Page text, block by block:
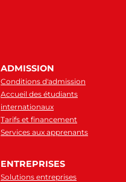
ADMISSION
Conditions d'admission
Accueil des étudiants
internationaux
Tarifs et financement
Services aux apprenants
ENTREPRISES
Solutions entreprises